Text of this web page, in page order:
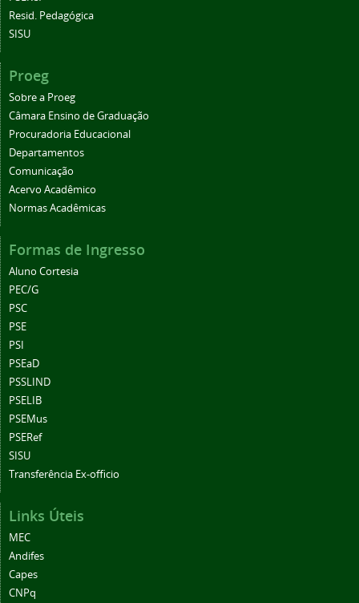
Resid. Pedagógica
SISU
Proeg
Sobre a Proeg
Câmara Ensino de Graduação
Procuradoria Educacional
Departamentos
Comunicação
Acervo Acadêmico
Normas Acadêmicas
Formas de Ingresso
Aluno Cortesia
PEC/G
PSC
PSE
PSI
PSEaD
PSSLIND
PSELIB
PSEMus
PSERef
SISU
Transferência Ex-officio
Links Úteis
MEC
Andifes
Capes
CNPq